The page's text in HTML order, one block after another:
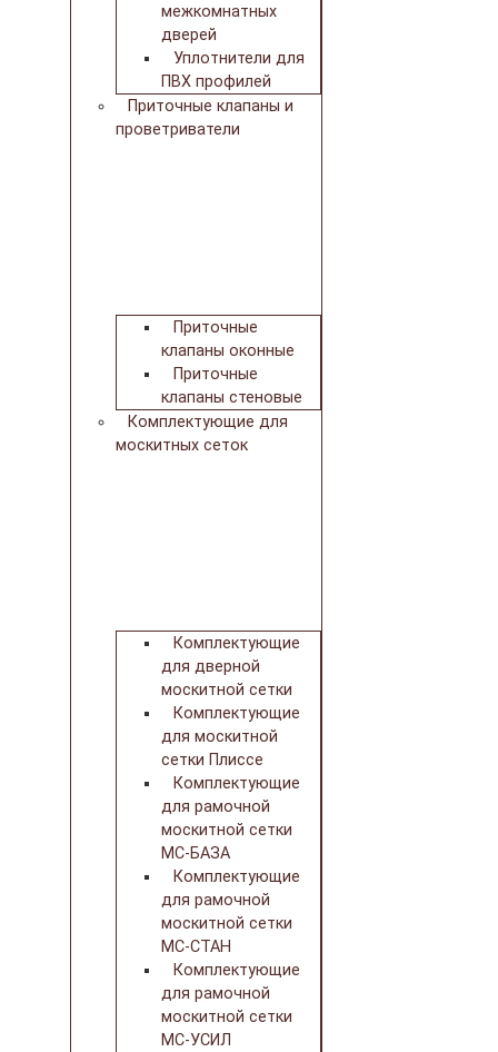
межкомнатных
дверей
Уплотнители для
ПВХ профилей
Приточные клапаны и
проветриватели
Приточные
клапаны оконные
Приточные
клапаны стеновые
Комплектующие для
москитных сеток
Комплектующие
для дверной
москитной сетки
Комплектующие
для москитной
сетки Плиссе
Комплектующие
для рамочной
москитной сетки
МС-БАЗА
Комплектующие
для рамочной
москитной сетки
МС-СТАН
Комплектующие
для рамочной
москитной сетки
МС-УСИЛ